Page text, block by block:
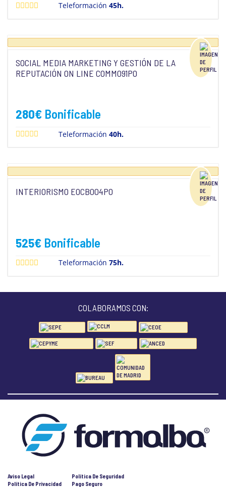
Teleformación45h.
SOCIAL MEDIA MARKETING Y GESTIÓN DE LA
REPUTACIÓN ON LINE COMM091PO
280€ Bonificable
Teleformación40h.
INTERIORISMO EOCB004PO
525€ Bonificable
Teleformación75h.
COLABORAMOS CON:
Aviso Legal
Política De Privacidad
Política De Seguridad
Pago Seguro